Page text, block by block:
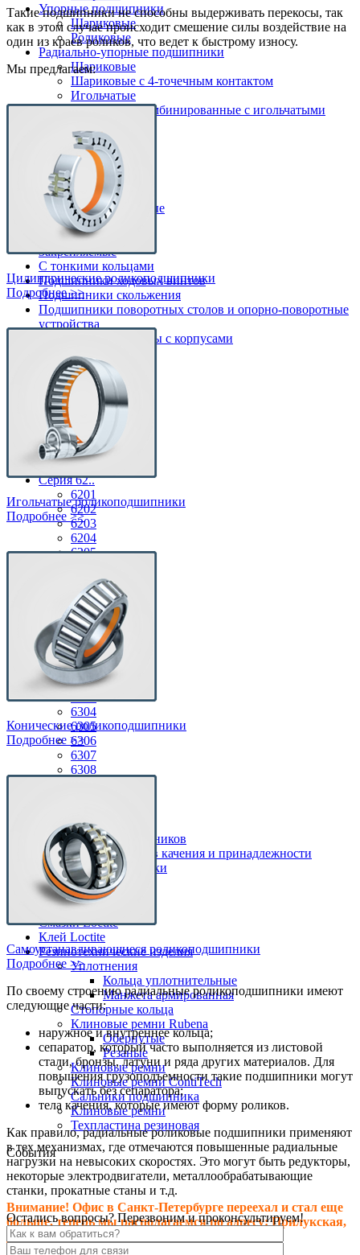
Упорные подшипники
Шариковые
Роликовые
Радиально-упорные подшипники
Шариковые
Шариковые с 4-точечным контактом
Игольчатые
Шариковые комбинированные с игольчатыми
По назначению
Токоизолирующие
Шпиндельные
Высокотемпературные
Низкотемпературные
Нержавеющие
Закрепляемые
С тонкими кольцами
Подшипники ходовых винтов
Подшипники скольжения
Подшипники поворотных столов и опорно-поворотные
устройства
Подшипниковые узлы с корпусами
По сериям
Серия 60..
6002
6003
6004
6005
Серия 62..
6201
6202
6203
6204
6205
6207
6208
6209
6210
Серия 63..
6300
6301
6302
6303
6304
6305
6306
6307
6308
Корпуса для подшипников
Детали подшипников качения и принадлежности
Направляющие ролики
Сопутствующие товары
Смазки Loctite
Клей Loctite
Резинотехнические изделия
Уплотнения
Кольца уплотнительные
Манжета армированная
Стопорные кольца
Клиновые ремни Rubena
Обернутые
Резаные
Клиновые ремни
Клиновые ремни ContiTech
Сальники подшипника
Клиновые ремни
Техпластина резиновая
События
Внимание! Офис в Санкт-Петербурге переехал и стал еще
больше, теперь мы располагаемся по адресу: Прилукская,
д.28, литер.А! Ждем Вас в гости!
Такие подшипники не способны выдерживать перекосы, так
как в этом случае происходит смешение силы воздействие на
один из краев роликов, что ведет к быстрому износу.
Мы предлагаем:
Цилиндрические роликоподшипники
Подробнее >>
Игольчатые роликоподшипники
Подробнее >>
Конические роликоподшипники
Подробнее >>
Самоустанавливающиеся роликоподшипники
Подробнее >>
По своему строению радиальные роликоподшипники имеют
следующие части:
наружное и внутреннее кольца;
сепаратор, который часто выполняется из листовой
стали, бронзы, латуни и ряда других материалов. Для
повышения грузоподъемности такие подшипники могут
выпускать без сепаратора;
тела качения, которые имеют форму роликов.
Как правило, радиальные роликовые подшипники применяют
в тех механизмах, где отмечаются повышенные радиальные
нагрузки на невысоких скоростях. Это могут быть редукторы,
некоторые электродвигатели, металлообрабатывающие
станки, прокатные станы и т.д.
Остались вопросы? Перезвоним и проконсультируем!